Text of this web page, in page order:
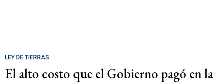
LEY DE TIERRAS
El alto costo que el Gobierno pagó en la